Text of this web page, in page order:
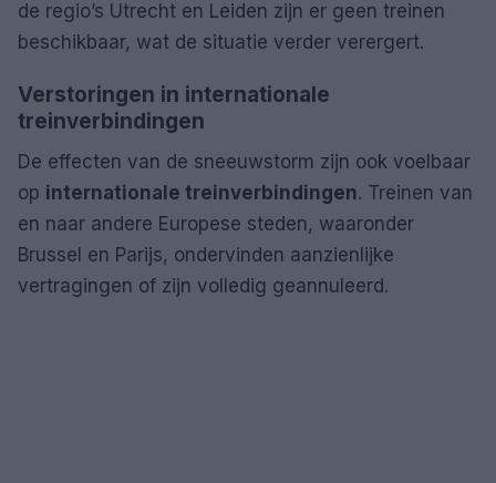
de regio’s Utrecht en Leiden zijn er geen treinen
beschikbaar, wat de situatie verder verergert.
Verstoringen in internationale
treinverbindingen
De effecten van de sneeuwstorm zijn ook voelbaar
op internationale treinverbindingen. Treinen van
en naar andere Europese steden, waaronder
Brussel en Parijs, ondervinden aanzienlijke
vertragingen of zijn volledig geannuleerd.